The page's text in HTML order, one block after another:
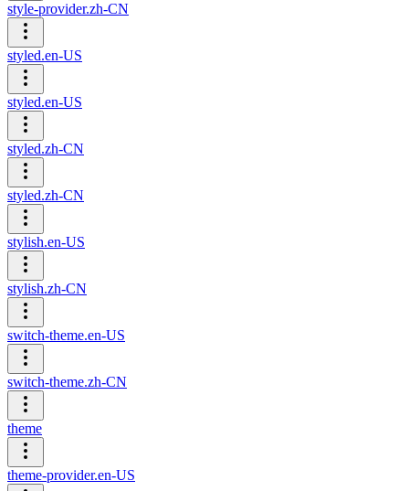
style-provider.zh-CN
styled.en-US
styled.en-US
styled.zh-CN
styled.zh-CN
stylish.en-US
stylish.zh-CN
switch-theme.en-US
switch-theme.zh-CN
theme
theme-provider.en-US